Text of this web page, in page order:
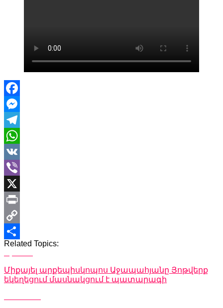
Facebook
Messenger
Telegram
WhatsApp
VK
Viber
X
Print
Copy
Link
Share
Related Topics:
Միքայել արքեպիսկոպոս Աջապահյանը Յոթվերք
եկեղեցում մասնակցում է պատարագի